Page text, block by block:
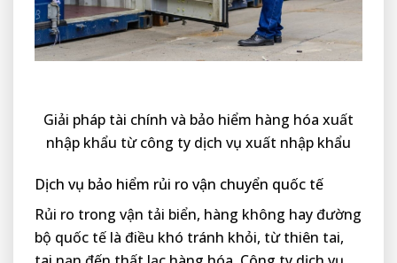
Giải pháp tài chính và bảo hiểm hàng hóa xuất
nhập khẩu từ công ty dịch vụ xuất nhập khẩu
Dịch vụ bảo hiểm rủi ro vận chuyển quốc tế
Rủi ro trong vận tải biển, hàng không hay đường
bộ quốc tế là điều khó tránh khỏi, từ thiên tai,